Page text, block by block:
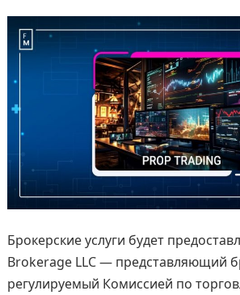
Брокерские услуги будет
Brokerage LLC — представляющий
регулируемый Комиссией по